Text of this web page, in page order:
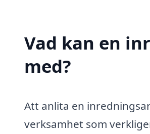
Vad kan en
med?
Att anlita en
verksamhet som